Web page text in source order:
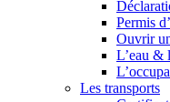
Permis
Ouvrir
L’eau &
Les transports